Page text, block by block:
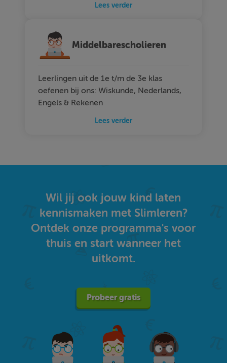
Lees verder
Middelbarescholieren
Leerlingen uit de 1e t/m de 3e klas
oefenen bij ons: Wiskunde, Nederlands,
Engels & Rekenen
Lees verder
Wil jij ook jouw kind laten
kennismaken met Slimleren?
Ontdek onze programma's voor
thuis en start wanneer het
uitkomt.
Probeer gratis